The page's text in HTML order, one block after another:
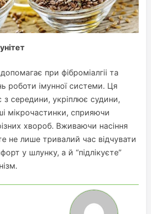
при фіброміалгіі та
роботи імунної системи. Ця
з середини, укріплює судини,
мікрочастинки, сприяючи
хвороб. Вживаючи насіння
не лише тривалий час відчувати
у шлунку, а й “підлікуєте”